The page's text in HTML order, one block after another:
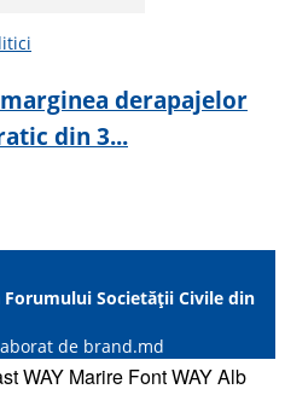
derapajelor
din 3...
Societății Civile din
de brand.md
WAY Marire Font WAYAlb